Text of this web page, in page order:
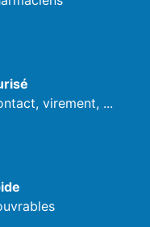
virement, ...